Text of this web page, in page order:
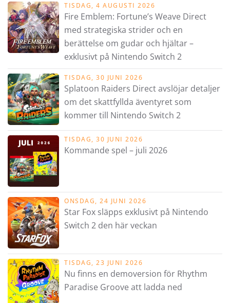
TISDAG, 4 AUGUSTI 2026
Fire Emblem: Fortune’s Weave Direct
med strategiska strider och en
berättelse om gudar och hjältar –
exklusivt på Nintendo Switch 2
TISDAG, 30 JUNI 2026
Splatoon Raiders Direct avslöjar detaljer
om det skattfyllda äventyret som
kommer till Nintendo Switch 2
TISDAG, 30 JUNI 2026
Kommande spel – juli 2026
ONSDAG, 24 JUNI 2026
Star Fox släpps exklusivt på Nintendo
Switch 2 den här veckan
TISDAG, 23 JUNI 2026
Nu finns en demoversion för Rhythm
Paradise Groove att ladda ned